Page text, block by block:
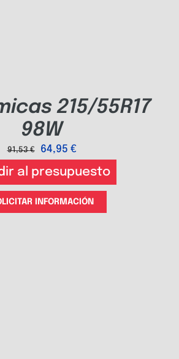
215/55R17
98W
91,53€ 64,95 €
al presupuesto
INFORMACIÓN